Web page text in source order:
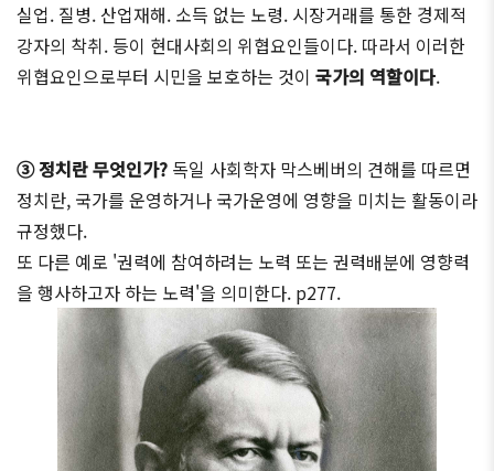
실업. 질병. 산업재해. 소득 없는 노령. 시장거래를 통한 경제적
강자의 착취. 등이 현대사회의 위협요인들이다. 따라서 이러한
위협요인으로부터 시민을 보호하는 것이 국가의 역할이다.
③ 정치란 무엇인가? 독일 사회학자 막스베버의 견해를 따르면
정치란, 국가를 운영하거나 국가운영에 영향을 미치는 활동이라
규정했다.
또 다른 예로 '권력에 참여하려는 노력 또는 권력배분에 영향력
을 행사하고자 하는 노력'을 의미한다. p277.